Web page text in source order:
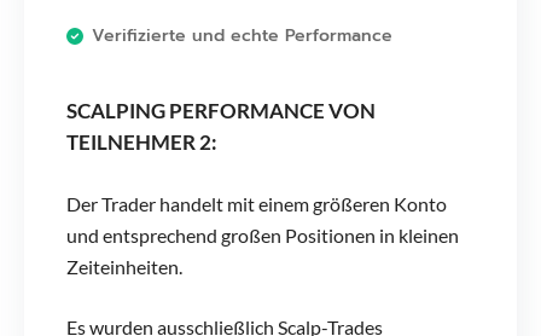
Verifizierte und echte Performance
SCALPING PERFORMANCE VON
TEILNEHMER 2:
Der Trader handelt mit einem größeren Konto
und entsprechend großen Positionen in kleinen
Zeiteinheiten.
Es wurden ausschließlich Scalp-Trades